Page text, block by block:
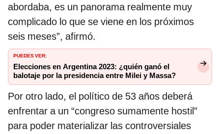
abordaba, es un panorama realmente muy
complicado lo que se viene en los próximos
seis meses”, afirmó.
PUEDES VER:
Elecciones en Argentina 2023: ¿quién ganó el
balotaje por la presidencia entre Milei y Massa?
Por otro lado, el político de 53 años deberá
enfrentar a un “congreso sumamente hostil”
para poder materializar las controversiales